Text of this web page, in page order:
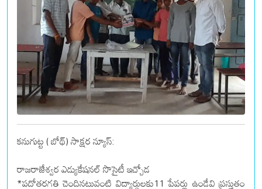
కనుగుట్ట ( బోథ్) సాక్షర న్యూస్:
రాజరాజేశ్వర ఎడ్యుకేషనల్ సొసైటీ ఇచ్చోడ
*పదోతరగతి చెందినటువంటి విద్యార్థులకు11 పేపర్లు ఉండేవి ప్రస్తుతం